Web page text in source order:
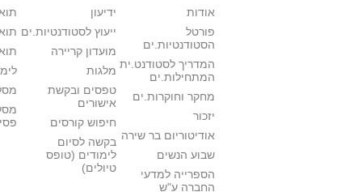
אודות
פורטל
הסטודנטיות.ים
המדריך לסטודנט.ית
המתחילות.ים
מחקר וחוקרות.ים
יזכור
אודיטוריום בר שירה
שבוע הנשים
הספרייה למדעי
החברה ע"ש
ידיעון
ייעוץ לסטודנטיות.ים
מועדון קריירה
מלגות
טפסים ובקשת
אישורים
חיפוש קורסים
בקשה לסיום
לימודים (טופס
טיולים)